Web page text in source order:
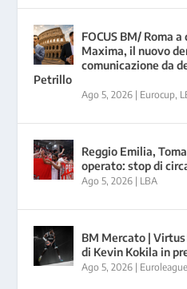
FOCUS BM/ Roma
Maxima, il nuovo
comunicazione da
Petrillo
Ago 5, 2026 | Eurocup
Reggio Emilia,
operato: stop di
Ago 5, 2026 | LBA
BM Mercato |
di Kevin Kokila in
Ago 5, 2026 | Euroleague